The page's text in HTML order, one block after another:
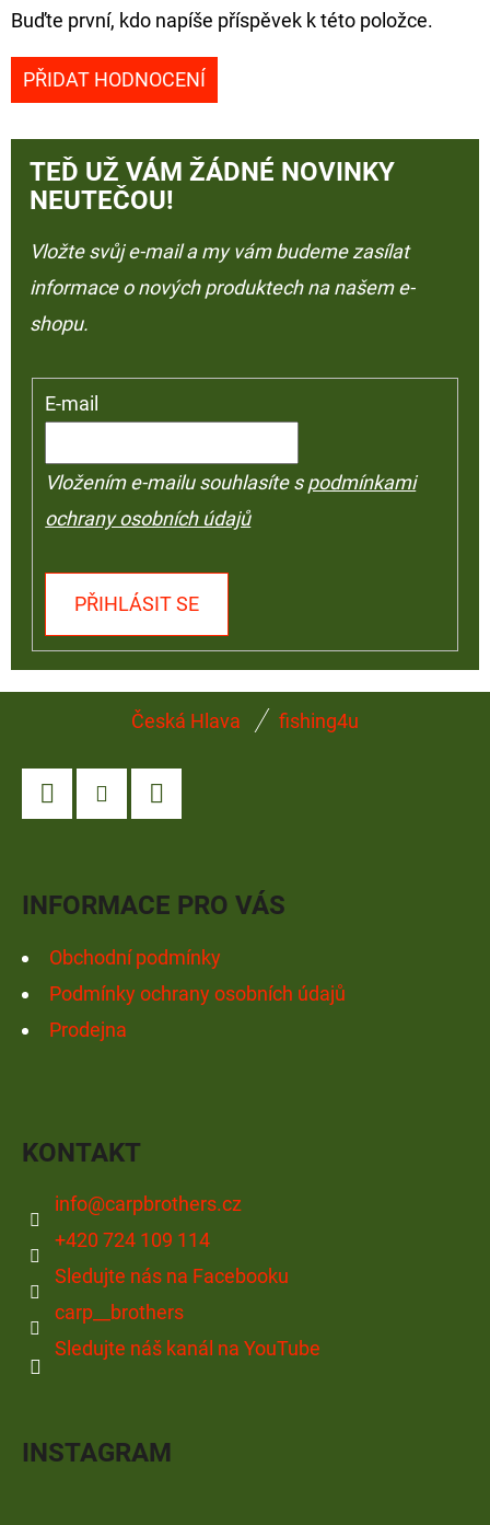
Buďte první, kdo napíše příspěvek k této položce.
PŘIDAT HODNOCENÍ
TEĎ UŽ VÁM ŽÁDNÉ NOVINKY
NEUTEČOU!
Vložte svůj e-mail a my vám budeme zasílat
informace o nových produktech na našem e-
shopu.
E-mail
Vložením e-mailu souhlasíte spodmínkami
ochrany osobních údajů
PŘIHLÁSIT SE
Česká Hlava fishing4u
INFORMACE PRO VÁS
Obchodní podmínky
Podmínky ochrany osobních údajů
Prodejna
KONTAKT
info@carpbrothers.cz
+420 724 109 114
Sledujte nás na Facebooku
carp__brothers
Sledujte náš kanál na YouTube
INSTAGRAM